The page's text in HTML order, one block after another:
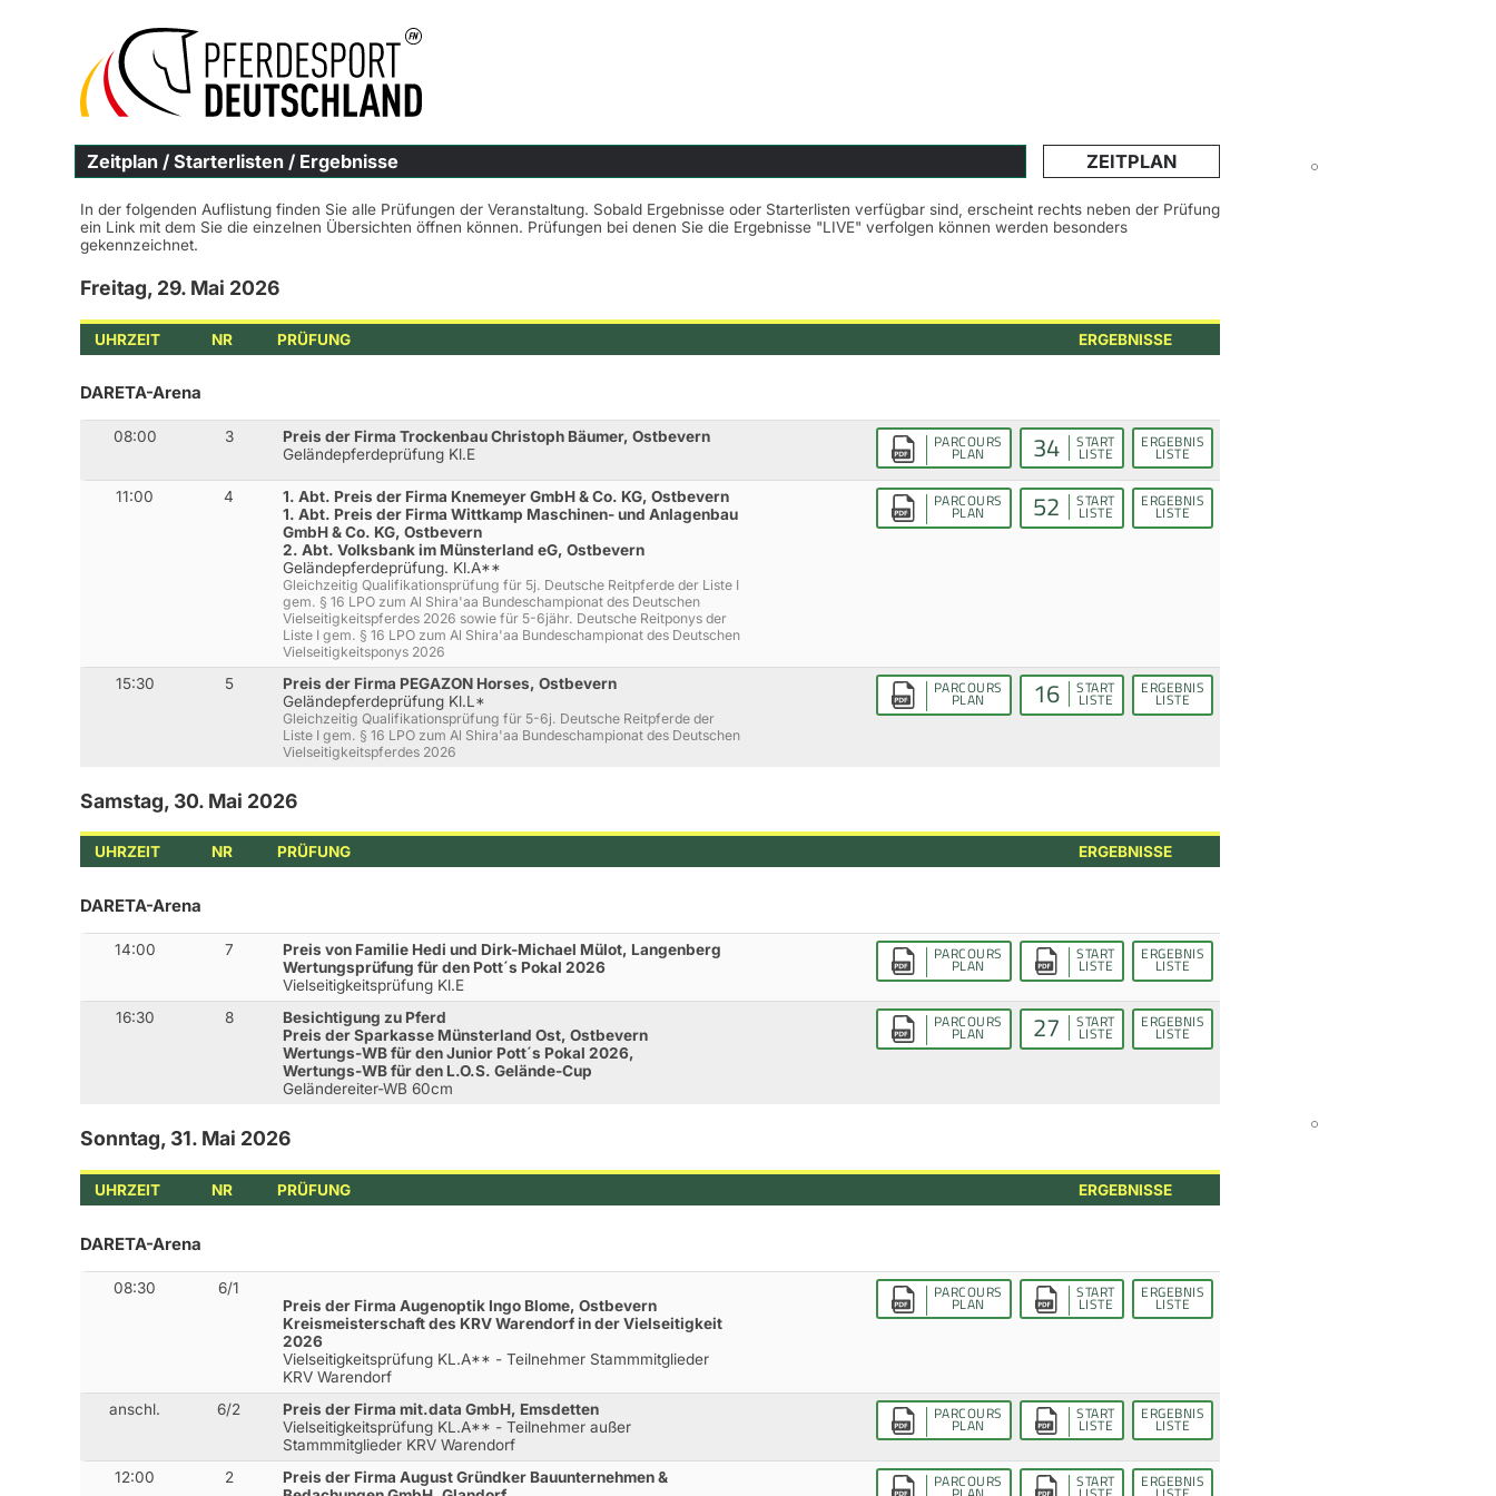
Zeitplan / Starterlisten / Ergebnisse ZEITPLAN
In der folgenden Auflistung finden Sie alle Prüfungen der Veranstaltung. Sobald Ergebnisse oder Starterlisten verfügbar sind, erscheint rechts neben der Prüfung
ein Link mit dem Sie die einzelnen Übersichten öffnen können. Prüfungen bei denen Sie die Ergebnisse "LIVE" verfolgen können werden besonders
gekennzeichnet.
Freitag, 29. Mai 2026
UHRZEIT NR PRÜFUNG ERGEBNISSE
DARETA-Arena
08:00 3
Preis der Firma Trockenbau Christoph Bäumer, Ostbevern
Geländepferdeprüfung Kl.E
PARCOURS
PLAN 34 START
LISTE
ERGEBNIS
LISTE
11:00 4
1. Abt. Preis der Firma Knemeyer GmbH & Co. KG, Ostbevern
1. Abt. Preis der Firma Wittkamp Maschinen- und Anlagenbau
GmbH & Co. KG, Ostbevern
2. Abt. Volksbank im Münsterland eG, Ostbevern
Geländepferdeprüfung. Kl.A**
Gleichzeitig Qualifikationsprüfung für 5j. Deutsche Reitpferde der Liste I
gem. § 16 LPO zum Al Shira'aa Bundeschampionat des Deutschen
Vielseitigkeitspferdes 2026 sowie für 5-6jähr. Deutsche Reitponys der
Liste I gem. § 16 LPO zum Al Shira'aa Bundeschampionat des Deutschen
Vielseitigkeitsponys 2026
PARCOURS
PLAN 52 START
LISTE
ERGEBNIS
LISTE
15:30 5
Preis der Firma PEGAZON Horses, Ostbevern
Geländepferdeprüfung Kl.L*
Gleichzeitig Qualifikationsprüfung für 5-6j. Deutsche Reitpferde der
Liste I gem. § 16 LPO zum Al Shira'aa Bundeschampionat des Deutschen
Vielseitigkeitspferdes 2026
PARCOURS
PLAN 16 START
LISTE
ERGEBNIS
LISTE
Samstag, 30. Mai 2026
UHRZEIT NR PRÜFUNG ERGEBNISSE
DARETA-Arena
14:00 7
Preis von Familie Hedi und Dirk-Michael Mülot, Langenberg
Wertungsprüfung für den Pott´s Pokal 2026
Vielseitigkeitsprüfung Kl.E
PARCOURS
PLAN
START
LISTE
ERGEBNIS
LISTE
16:30 8
Besichtigung zu Pferd
Preis der Sparkasse Münsterland Ost, Ostbevern
Wertungs-WB für den Junior Pott´s Pokal 2026,
Wertungs-WB für den L.O.S. Gelände-Cup
Geländereiter-WB 60cm
PARCOURS
PLAN 27 START
LISTE
ERGEBNIS
LISTE
Sonntag, 31. Mai 2026
UHRZEIT NR PRÜFUNG ERGEBNISSE
DARETA-Arena
08:30
6/1
Preis der Firma Augenoptik Ingo Blome, Ostbevern
Kreismeisterschaft des KRV Warendorf in der Vielseitigkeit
2026
Vielseitigkeitsprüfung KL.A** - Teilnehmer Stammmitglieder
KRV Warendorf
PARCOURS
PLAN
START
LISTE
ERGEBNIS
LISTE
anschl. 6/2
Preis der Firma mit.data GmbH, Emsdetten
Vielseitigkeitsprüfung KL.A** - Teilnehmer außer
Stammmitglieder KRV Warendorf
PARCOURS
PLAN
START
LISTE
ERGEBNIS
LISTE
12:00 2
Preis der Firma August Gründker Bauunternehmen &
PARCOURS START ERGEBNIS